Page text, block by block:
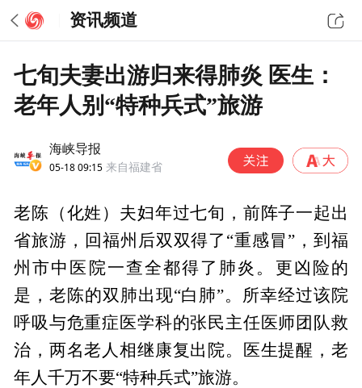
资讯频道
七旬夫妻出游归来得肺炎 医生：
老年人别“特种兵式”旅游
海峡导报
05-18 09:15 来自福建省
老陈（化姓）夫妇年过七旬，前阵子一起出
省旅游，回福州后双双得了“重感冒”，到福
州市中医院一查全都得了肺炎。更凶险的
是，老陈的双肺出现“白肺”。所幸经过该院
呼吸与危重症医学科的张民主任医师团队救
治，两名老人相继康复出院。医生提醒，老
年人千万不要“特种兵式”旅游。